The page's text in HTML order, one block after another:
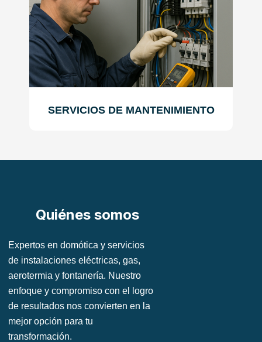
SERVICIOS DE MANTENIMIENTO
Quiénes somos
Expertos en domótica y servicios
de instalaciones eléctricas, gas,
aerotermia y fontanería. Nuestro
enfoque y compromiso con el logro
de resultados nos convierten en la
mejor opción para tu
transformación.